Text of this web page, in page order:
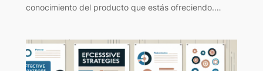
conocimiento del producto que estás ofreciendo.…